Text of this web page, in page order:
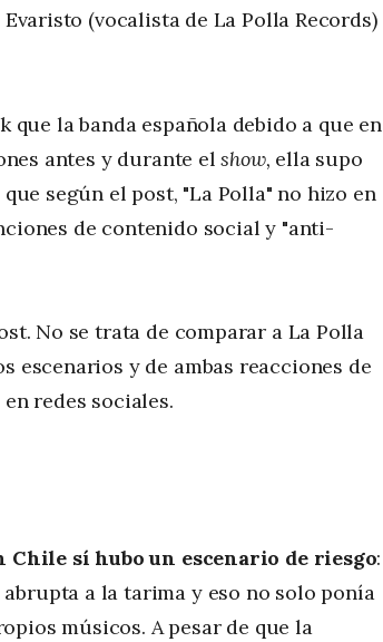
(vocalista de La Polla Records)
la banda española debido a que en
antes y durante elshow, ella supo
según el post, "La Polla" no hizo en
de contenido social y "anti-
No se trata de comparar a La Polla
escenarios y de ambas reacciones de
redes sociales.
Chile sí hubo un escenario de riesgo:
a la tarima y eso no solo ponía
músicos. A pesar de que la